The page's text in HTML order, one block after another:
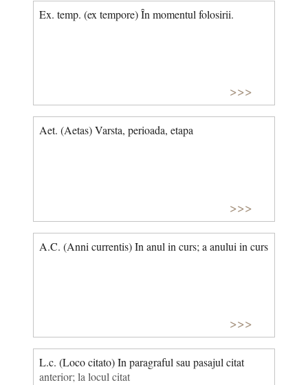
Ex. temp. (ex tempore) În momentul folosirii.
>>>
Aet. (Aetas) Varsta, perioada, etapa
>>>
A.C. (Anni currentis) In anul in curs; a anului in curs
>>>
L.c. (Loco citato) In paragraful sau pasajul citat
anterior; la locul citat